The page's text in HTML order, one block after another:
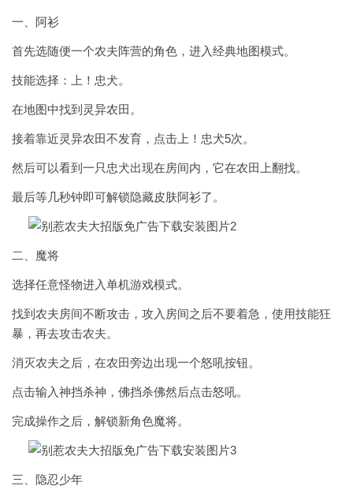
一、阿衫
首先选随便一个农夫阵营的角色，进入经典地图模式。
技能选择：上！忠犬。
在地图中找到灵异农田。
接着靠近灵异农田不发育，点击上！忠犬5次。
然后可以看到一只忠犬出现在房间内，它在农田上翻找。
最后等几秒钟即可解锁隐藏皮肤阿衫了。
二、魔将
选择任意怪物进入单机游戏模式。
找到农夫房间不断攻击，攻入房间之后不要着急，使用技能狂
暴，再去攻击农夫。
消灭农夫之后，在农田旁边出现一个怒吼按钮。
点击输入神挡杀神，佛挡杀佛然后点击怒吼。
完成操作之后，解锁新角色魔将。
三、隐忍少年